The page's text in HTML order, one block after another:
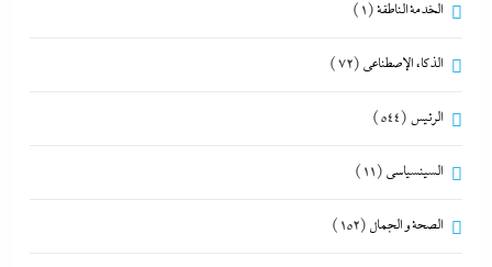
الخدمة الناطقة(1)
الذكاء الإصطناعي (72)
الرئيس (544)
السينسياسي (11)
الصحة و الجمال (152)